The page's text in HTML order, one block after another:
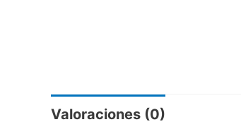
Valoraciones (0)